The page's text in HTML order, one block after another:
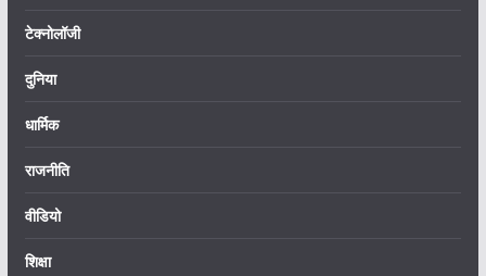
टेक्नोलॉजी
दुनिया
धार्मिक
राजनीति
वीडियो
शिक्षा